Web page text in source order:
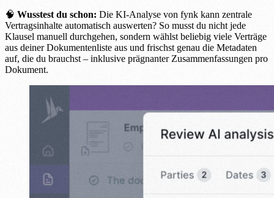
🧠 Wusstest du schon: Die KI-Analyse von fynk kann zentrale
Vertragsinhalte automatisch auswerten? So musst du nicht jede
Klausel manuell durchgehen, sondern wählst beliebig viele Verträge
aus deiner Dokumentenliste aus und frischst genau die Metadaten
auf, die du brauchst – inklusive prägnanter Zusammenfassungen pro
Dokument.